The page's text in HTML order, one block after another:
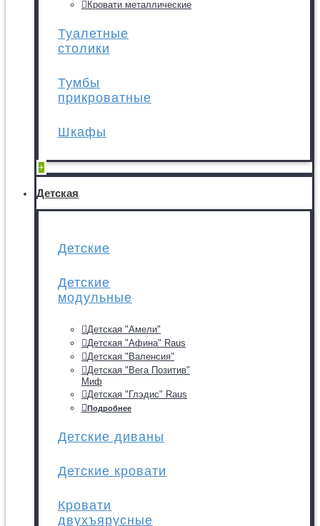
Кровати металлические
Туалетные
столики
Тумбы
прикроватные
Шкафы
+
Детская
Детские
Детские
модульные
Детская "Амели"
Детская "Афина" Raus
Детская "Валенсия"
Детская "Вега Позитив"
Миф
Детская "Глэдис" Raus
Подробнее
Детские диваны
Детские кровати
Кровати
двухъярусные